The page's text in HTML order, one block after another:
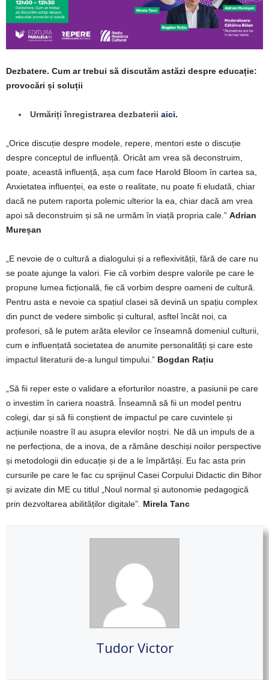
Dezbatere. Cum ar trebui să discutăm astăzi despre educație:
provocări și soluții
Urmăriți înregistrarea dezbaterii aici.
„Orice discuție despre modele, repere, mentori este o discuție
despre conceptul de influență. Oricât am vrea să deconstruim,
poate, această influență, așa cum face Harold Bloom în cartea sa,
Anxietatea influenței, ea este o realitate, nu poate fi eludată, chiar
dacă ne putem raporta polemic ulterior la ea, chiar dacă am vrea
apoi să deconstruim și să ne urmăm în viață propria cale.” Adrian
Mureșan
„E nevoie de o cultură a dialogului și a reflexivității, fără de care nu
se poate ajunge la valori. Fie că vorbim despre valorile pe care le
propune lumea ficțională, fie că vorbim despre oameni de cultură.
Pentru asta e nevoie ca spațiul clasei să devină un spațiu complex
din punct de vedere simbolic și cultural, asftel încât noi, ca
profesori, să le putem arăta elevilor ce înseamnă domeniul culturii,
cum e influențată societatea de anumite personalități și care este
impactul literaturii de-a lungul timpului.” Bogdan Rațiu
„Să fii reper este o validare a eforturilor noastre, a pasiunii pe care
o investim în cariera noastră. Înseamnă să fii un model pentru
colegi, dar și să fii conștient de impactul pe care cuvintele și
acțiunile noastre îl au asupra elevilor noștri. Ne dă un impuls de a
ne perfecționa, de a inova, de a rămâne deschiși noilor perspective
și metodologii din educație și de a le împărtăși. Eu fac asta prin
cursurile pe care le fac cu sprijinul Casei Corpului Didactic din Bihor
și avizate din ME cu titlul „Noul normal și autonomie pedagogică
prin dezvoltarea abilităților digitale”. Mirela Tanc
Tudor Victor